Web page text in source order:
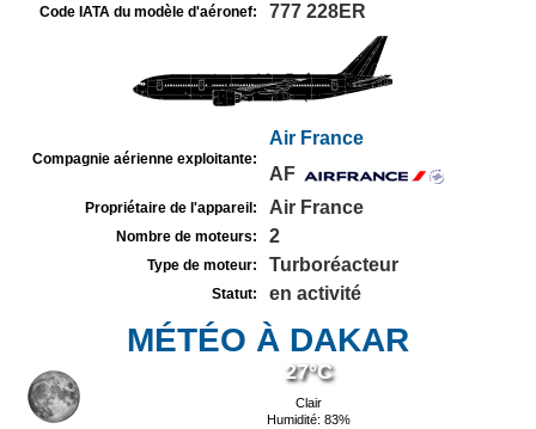
Code IATA du modèle d'aéronef: 777 228ER
Compagnie aérienne exploitante:
Air France
AF
Propriétaire de l'appareil: Air France
Nombre de moteurs: 2
Type de moteur: Turboréacteur
Statut: en activité
MÉTÉO À DAKAR
27°C
Clair
Humidité: 83%